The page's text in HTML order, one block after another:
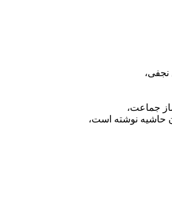
،
جماعت،
حاشیه نوشته است،